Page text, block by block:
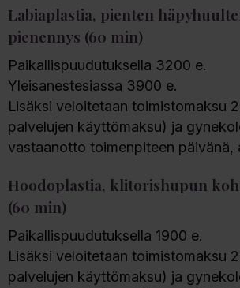
Labiaplastia, pienten
pienennys (60 min)
Paikallispuudutuksella 3200 e.
Yleisanestesiassa 3900 e.
Lisäksi veloitetaan toimistomaksu
palvelujen käyttömaksu) ja
vastaanotto toimenpiteen päivänä,
Hoodoplastia, klitorishupun
(60 min)
Paikallispuudutuksella 1900 e.
Lisäksi veloitetaan toimistomaksu
palvelujen käyttömaksu) ja